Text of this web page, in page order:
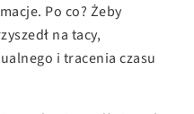
Po co? Żeby
na tacy,
i tracenia czasu